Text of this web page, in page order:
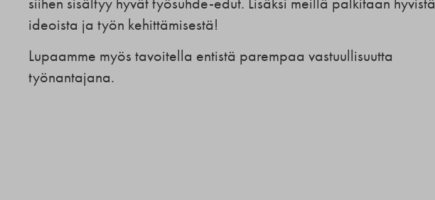
ideoista ja työn kehittämisestä!
Lupaamme myös tavoitella entistä parempaa vastuullisuutta
työnantajana.